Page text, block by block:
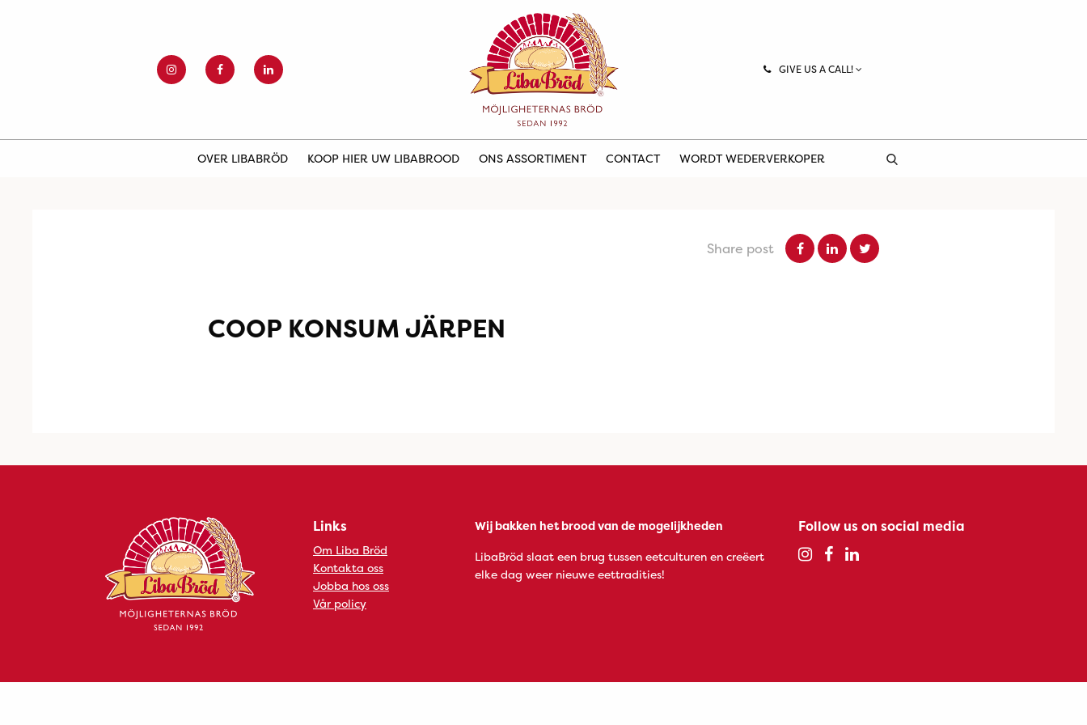
GIVE US A CALL!
OVER LIBABRÖD KOOP HIER UW LIBABROOD ONS ASSORTIMENT CONTACT WORDT WEDERVERKOPER
Share post
COOP KONSUM JÄRPEN
Links
Om Liba Bröd
Kontakta oss
Jobba hos oss
Vår policy
Wij bakken het brood van de mogelijkheden
LibaBröd slaat een brug tussen eetculturen en creëert
elke dag weer nieuwe eettradities!
Follow us on social media